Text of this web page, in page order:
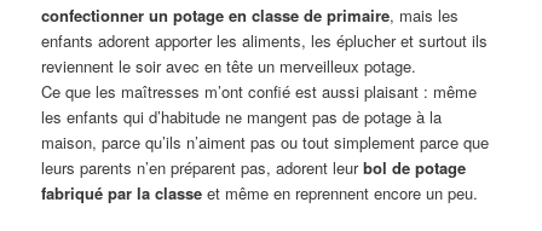
confectionner un potage en classe de primaire, mais les
enfants adorent apporter les aliments, les éplucher et surtout ils
reviennent le soir avec en tête un merveilleux potage.
Ce que les maîtresses m’ont confié est aussi plaisant : même
les enfants qui d’habitude ne mangent pas de potage à la
maison, parce qu’ils n’aiment pas ou tout simplement parce que
leurs parents n’en préparent pas, adorent leurbol de potage
fabriqué par la classe et même en reprennent encore un peu.